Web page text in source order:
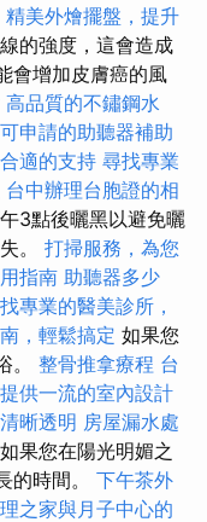
精美外燴擺盤，提升
的強度，這會造成
會增加皮膚癌的風
高品質的不鏽鋼水
申請的助聽器補助
適的支持 尋找專業
台中辦理台胞證的相
3點後曬黑以避免曬
。 打掃服務，為您
指南 助聽器多少
專業的醫美診所，
，輕鬆搞定 如果您
。 整骨推拿療程 台
供一流的室內設計
晰透明 房屋漏水處
如果您在陽光明媚之
的時間。 下午茶外
之家與月子中心的